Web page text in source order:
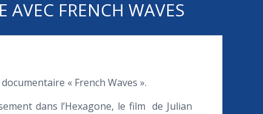
FRENCH WAVES
« French Waves ».
dans l’Hexagone, le film de Julian